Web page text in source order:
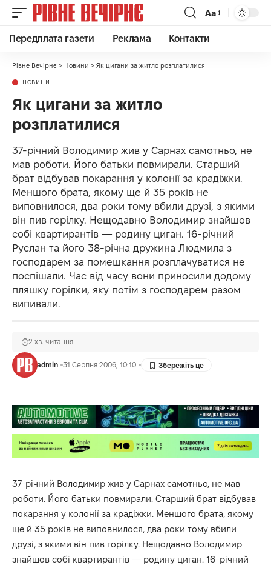
Аа
Передплата газети Реклама Контакти
Рівне Вечірнє > Новини > Як цигани за житло розплатилися
НОВИНИ
Як цигани за житло
розплатилися
37-річний Володимир жив у Сарнах самотньо, не
мав роботи. Його батьки повмирали. Старший
брат відбував покарання у колонії за крадіжки.
Меншого брата, якому ще й 35 років не
виповнилося, два роки тому вбили друзі, з якими
він пив горілку. Нещодавно Володимир знайшов
собі квартирантів — родину циган. 16-річний
Руслан та його 38-річна дружина Людмила з
господарем за помешкання розплачуватися не
поспішали. Час від часу вони приносили додому
пляшку горілки, яку потім з господарем разом
випивали.
admin 31 Серпня 2006, 10:10
2 хв. читання
37-річний Володимир жив у Сарнах самотньо, не мав
роботи. Його батьки повмирали. Старший брат відбував
покарання у колонії за крадіжки. Меншого брата, якому
ще й 35 років не виповнилося, два роки тому вбили
друзі, з якими він пив горілку. Нещодавно Володимир
знайшов собі квартирантів — родину циган. 16-річний